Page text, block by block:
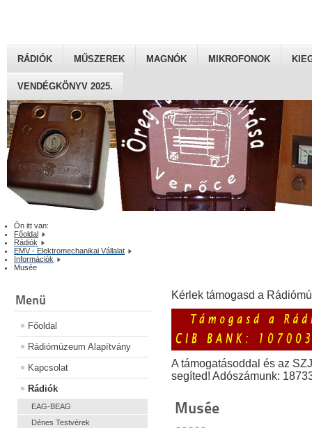
RÁDIÓK MŰSZEREK MAGNÓK MIKROFONOK
VENDÉGKÖNYV 2025.
Ön itt van:
Főoldal
Rádiók
EMV - Elektromechanikai Vállalat
Információk
Musée
Menü
Főoldal
Rádiómúzeum Alapítvány
Kapcsolat
Rádiók
EAG-BEAG
Dénes Testvérek
Kérlek támogasd a
A támogatásoddal és az
segíted! Adószámunk:
Musée